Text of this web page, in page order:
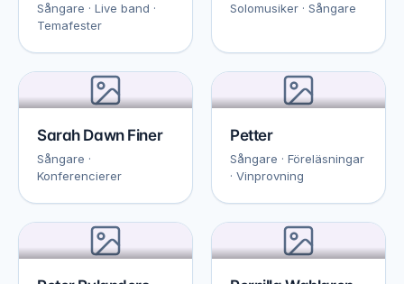
Sångare · Live band ·
Temafester
Solomusiker · Sångare
Sarah Dawn Finer
Sångare ·
Konferencierer
Petter
Sångare · Föreläsningar
· Vinprovning